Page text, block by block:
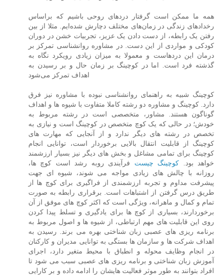
همه ما ممکن است گرفتار دردهای روحی باشیم که براساس
رخدادهای زندگی در زمان‌های مختلف دچارش شده‌ایم. مثلا از بین
رفتن یک رابطه، از دست دادن یک عزیز، تجربیات خشن در دوران
کودکی و مواردی از این دست. در مشاوره روانشناسی تمرکز بر
درمان این دردهاست و معمولا به میزان زیادی رویکرد نگاه به
گذشته فرد است. اما در کوچینگ بر زمان حال و بر رسیدن به
اهداف تمرکز می‌شود
کوچینگ شبیه به راهنمای روانشناسی نبوده با مشاوره نیز فرق
دارد. کوچینگ و مشاوره دو رشته کاملا متفاوت با شیوه ها و اهداف
گوناگون هستند. مشاور، متخصصی است در رشته مربوط به
خودش؛ در حالی که یک کوچ متخصص در کوچینگ است و نیازی به
تخصص در رشته های دیگر ندارد و از آنجایی که مهارت های
کوچینگ از قابلیت انتقال بالایی برخوردار است، توانایی انجام
کوچینگ برای تمامی مشاغل و بخش های دیگر نیز بسیار ارزشمند
خواهد بود. کوچینگ چیست فرآیندی روبه رشد است کوچ ها،
روزانه با چالش های زیادی مواجه می شوند، شیوه ای جهت
پیشرفت مداوم و تجربه ارزشمندی از فراگیری برای کوچ ها از
طریق درس گرفتن از اشتباهات است. برقراری رابطه به صورت
تمام و کمال و ماهرانه، ویژگی است که اکثر کوچ های موفق از آن
برخوردارند، بسیاری از کوچ ها برای یادگیری و تسلط پیدا کردن
روی این قابلیت های مهم ارتباطی، از شیوه ها و اصول مربوط به
برنامه ریزی های عصبی زبان شناختی بهره می برند. رسیدن به
اهداف شرکت ها و سازمان ها بستگی به توانایی مدیران و کارکنان
در انجام وظایف محوله و انطباق با محیط متغیر دارد، اجرای
آموزش زبان شناختی و برنامه ریزی های عصبی سبب می شود تا
افراد بتوانند به طور موثر فعالیت هایشان را ادامه داده و بر کارایی